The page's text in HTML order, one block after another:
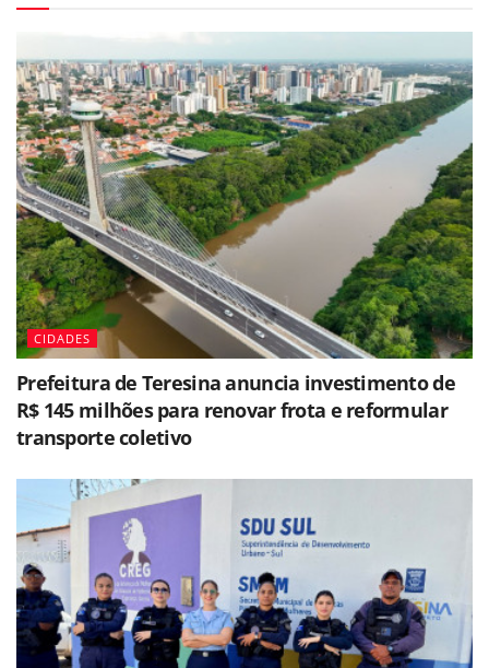
CIDADES
Prefeitura de Teresina anuncia investimento de
R$ 145 milhões para renovar frota e reformular
transporte coletivo